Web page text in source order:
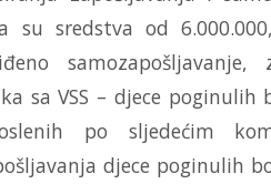
su sredstva od
sa VSS – djece poginulih
po sljedećim
djece poginulih